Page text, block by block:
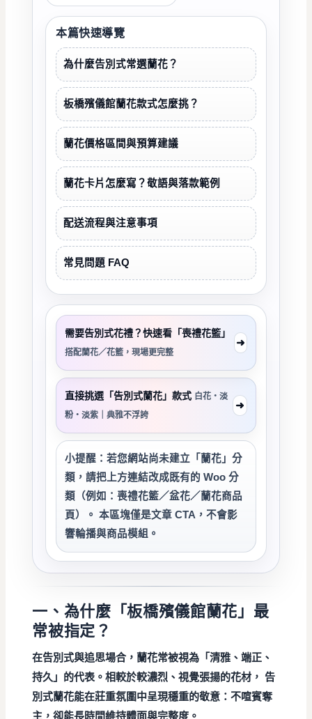
本篇快速導覽
為什麼告別式常選蘭花？
板橋殯儀館蘭花款式怎麼挑？
蘭花價格區間與預算建議
蘭花卡片怎麼寫？敬語與落款範例
配送流程與注意事項
常見問題 FAQ
需要告別式花禮？快速看「喪禮花籃」
搭配蘭花／花籃，現場更完整
➜
直接挑選「告別式蘭花」款式 白花・淡
粉・淡紫｜典雅不浮誇
➜
小提醒：若您網站尚未建立「蘭花」分
類，請把上方連結改成既有的 Woo 分
類（例如：喪禮花籃／盆花／蘭花商品
頁）。 本區塊僅是文章 CTA，不會影
響輪播與商品模組。
一、為什麼「板橋殯儀館蘭花」最
常被指定？
在告別式與追思場合，蘭花常被視為「清雅、端正、
持久」的代表。相較於較濃烈、視覺張揚的花材， 告
別式蘭花能在莊重氛圍中呈現穩重的敬意：不喧賓奪
主，卻能長時間維持體面與完整度。